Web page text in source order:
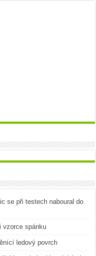
se při testech naboural do
vzorce spánku
ledový povrch